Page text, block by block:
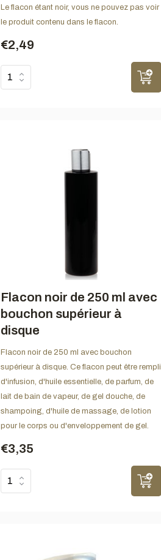
Le flacon étant noir, vous ne pouvez pas voir
le produit contenu dans le flacon.
€2,49
Flacon noir de 250 ml avec
bouchon supérieur à
disque
Flacon noir de 250 ml avec bouchon
supérieur à disque. Ce flacon peut être rempli
d'infusion, d'huile essentielle, de parfum, de
lait de bain de vapeur, de gel douche, de
shampoing, d'huile de massage, de lotion
pour le corps ou d'enveloppement de gel.
€3,35